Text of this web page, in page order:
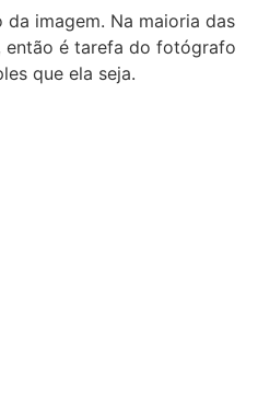
imagem. Na maioria das
então é tarefa do fotógrafo
que ela seja.